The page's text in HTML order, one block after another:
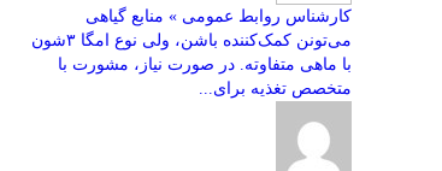
کارشناس روابط عمومی » منابع گیاهی
می‌تونن کمک‌کننده باشن، ولی نوع امگا ۳شون
با ماهی متفاوته. در صورت نیاز، مشورت با
متخصص تغذیه برای...